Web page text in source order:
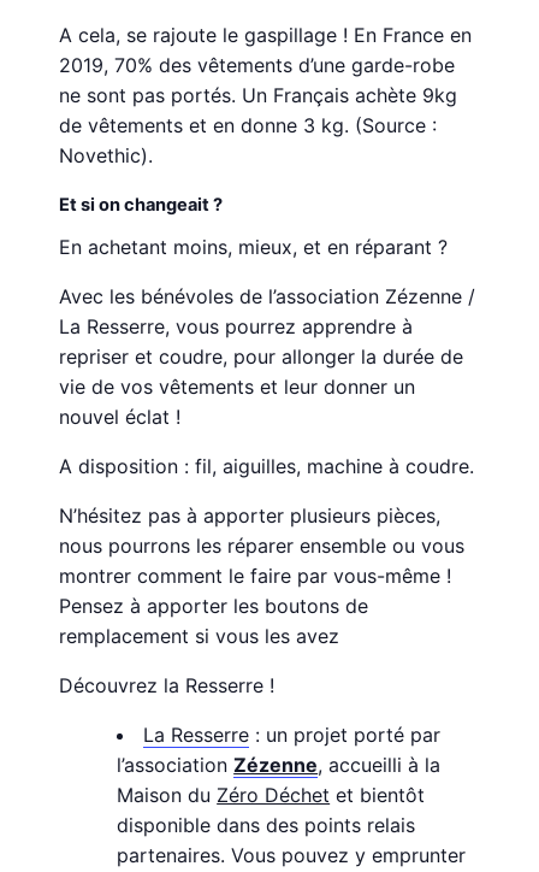
A cela, se rajoute le gaspillage ! En France en
2019, 70% des vêtements d’une garde-robe
ne sont pas portés. Un Français achète 9kg
de vêtements et en donne 3 kg. (Source :
Novethic).
Et si on changeait ?
En achetant moins, mieux, et en réparant ?
Avec les bénévoles de l’association Zézenne /
La Resserre, vous pourrez apprendre à
repriser et coudre, pour allonger la durée de
vie de vos vêtements et leur donner un
nouvel éclat !
A disposition : fil, aiguilles, machine à coudre.
N’hésitez pas à apporter plusieurs pièces,
nous pourrons les réparer ensemble ou vous
montrer comment le faire par vous-même !
Pensez à apporter les boutons de
remplacement si vous les avez
Découvrez la Resserre !
La Resserre : un projet porté par
l’associationZézenne, accueilli à la
Maison du Zéro Déchet et bientôt
disponible dans des points relais
partenaires. Vous pouvez y emprunter